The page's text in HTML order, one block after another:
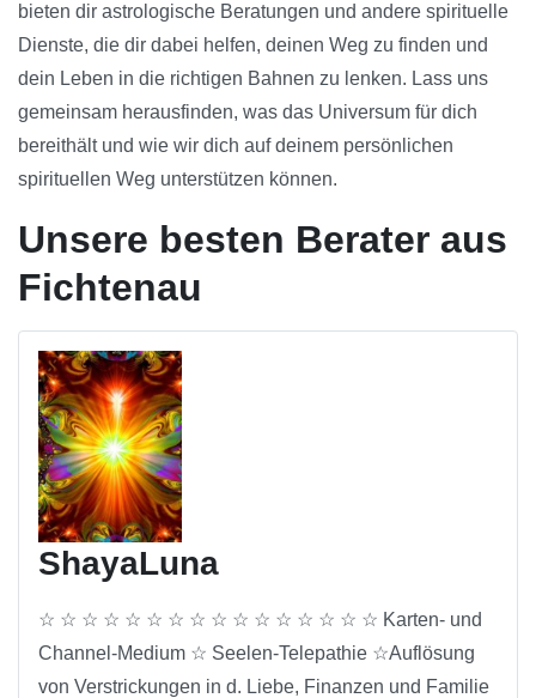
bieten dir astrologische Beratungen und andere spirituelle
Dienste, die dir dabei helfen, deinen Weg zu finden und
dein Leben in die richtigen Bahnen zu lenken. Lass uns
gemeinsam herausfinden, was das Universum für dich
bereithält und wie wir dich auf deinem persönlichen
spirituellen Weg unterstützen können.
Unsere besten Berater aus
Fichtenau
ShayaLuna
☆ ☆ ☆ ☆ ☆ ☆ ☆ ☆ ☆ ☆ ☆ ☆ ☆ ☆ ☆ ☆ Karten- und
Channel-Medium ☆ Seelen-Telepathie ☆Auflösung
von Verstrickungen in d. Liebe, Finanzen und Familie